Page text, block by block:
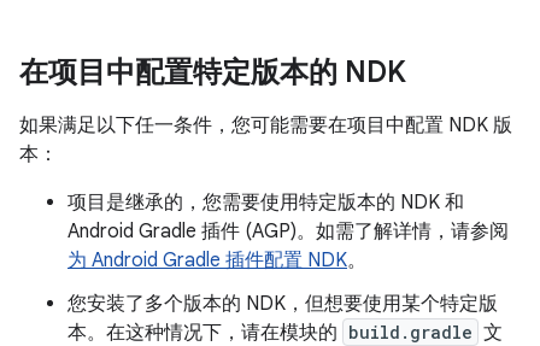
在项目中配置特定版本的 NDK
如果满足以下任一条件，您可能需要在项目中配置 NDK 版
本：
项目是继承的，您需要使用特定版本的 NDK 和
Android Gradle 插件 (AGP)。如需了解详情，请参阅
为 Android Gradle 插件配置 NDK。
您安装了多个版本的 NDK，但想要使用某个特定版
本。在这种情况下，请在模块的 build.gradle 文